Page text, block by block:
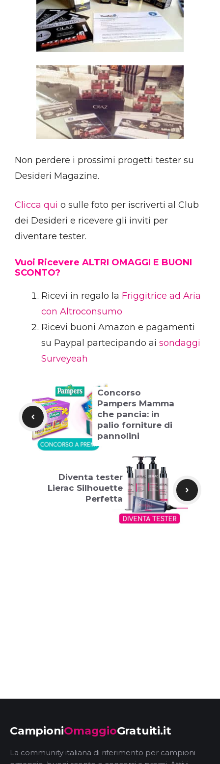
Non perdere i prossimi progetti tester su
Desideri Magazine.
Clicca qui o sulle foto per iscriverti al Club
dei Desideri e ricevere gli inviti per
diventare tester.
Vuoi Ricevere ALTRI OMAGGI E BUONI
SCONTO?
Ricevi in regalo la Friggitrice ad Aria
con Altroconsumo
Ricevi buoni Amazon e pagamenti
su Paypal partecipando ai sondaggi
Surveyeah
Concorso
Pampers Mamma
che pancia: in
palio forniture di
pannolini
Diventa tester
Lierac Silhouette
Perfetta
CampioniOmaggioGratuiti.it
La community italiana di riferimento per campioni